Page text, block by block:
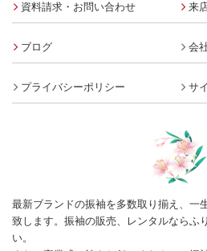
資料請求・お問い合わせ 来
ブログ 会
プライバシーポリシー サ
最新ブランドの振袖を多数取り揃え、一
致します。振袖の販売、レンタルならふ
い。